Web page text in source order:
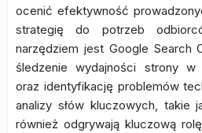
ocenić efektywność
strategię do potrzeb
narzędziem jest Google Search
śledzenie wydajności strony w
oraz identyfikację problemów
analizy słów kluczowych, takie
również odgrywają kluczową